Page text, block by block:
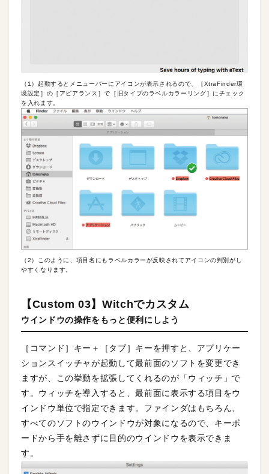
（1）起動するとメニューバーにアイコンが表示されるので、［XtraFinder環
境設定］の［アピアランス］で［旧タイプのラベルカラーリング］にチェック
を入れます。
（2）このように、項目名にもラベルカラーが反映されてアイコンの判別がし
やすくなります。
【Custom 03】Witchでカスタム
ウインドウの操作をもっと便利にしよう
［コマンド］キー＋［タブ］キーを押すと、アプリケー
ションスイッチャが起動して最前面のソフトを変更でき
ますが、この挙動を拡張してくれるのが「ウィッチ」で
す。ウィッチを導入すると、最前面に表示する項目をウ
インドウ単位で指定できます。ファインダはもちろん、
すべてのソフトのウインドウが対象になるので、キーボ
ードから手を離さずに目的のウインドウを表示できま
す。